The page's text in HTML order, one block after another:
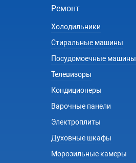
Ремонт
Холодильники
Стиральные машины
Посудомоечные машины
Телевизоры
Кондиционеры
Варочные панели
Электроплиты
Духовные шкафы
Морозильные камеры